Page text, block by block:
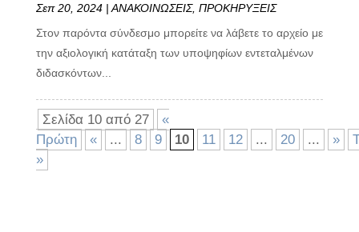
Σεπ 20, 2024| ΑΝΑΚΟΙΝΩΣΕΙΣ, ΠΡΟΚΗΡΥΞΕΙΣ
Στον παρόντα σύνδεσμο μπορείτε να λάβετε το αρχείο με
την αξιολογική κατάταξη των υποψηφίων εντεταλμένων
διδασκόντων...
Σελίδα 10 από 27
«
Πρώτη
« ... 8 9 10 11 12 ... 20 ... »
»